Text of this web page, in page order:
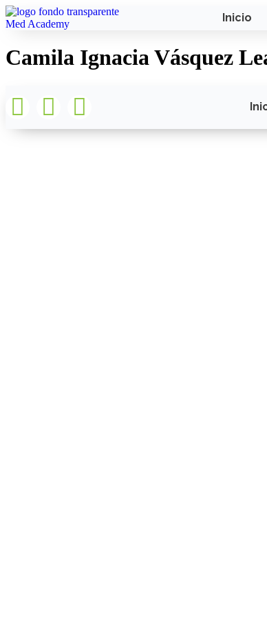
Inicio
Camila Ignacia Vásquez